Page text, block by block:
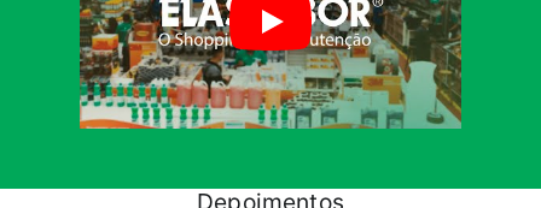
Depoimentos